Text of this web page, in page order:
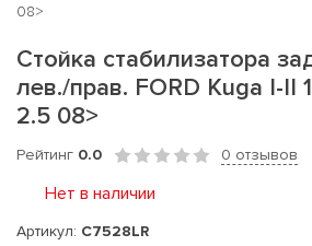
08>
Стойка стабилизатора
лев./прав. FORD Kuga I-II
2.5 08>
Рейтинг 0.0 0 отзывов
Нет в наличии
Артикул: C7528LR